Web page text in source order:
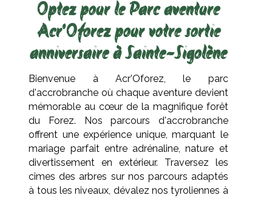
Optez pour le Parc aventure
Acr'Oforez pour votre sortie
anniversaire à Sainte-Sigolène
Bienvenue à Acr'Oforez, le parc
d'accrobranche où chaque aventure devient
mémorable au cœur de la magnifique forêt
du Forez. Nos parcours d'accrobranche
offrent une expérience unique, marquant le
mariage parfait entre adrénaline, nature et
divertissement en extérieur. Traversez les
cimes des arbres sur nos parcours adaptés
à tous les niveaux, dévalez nos tyroliennes à